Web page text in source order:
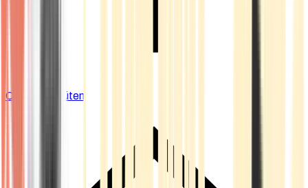
Cannabis Blüten